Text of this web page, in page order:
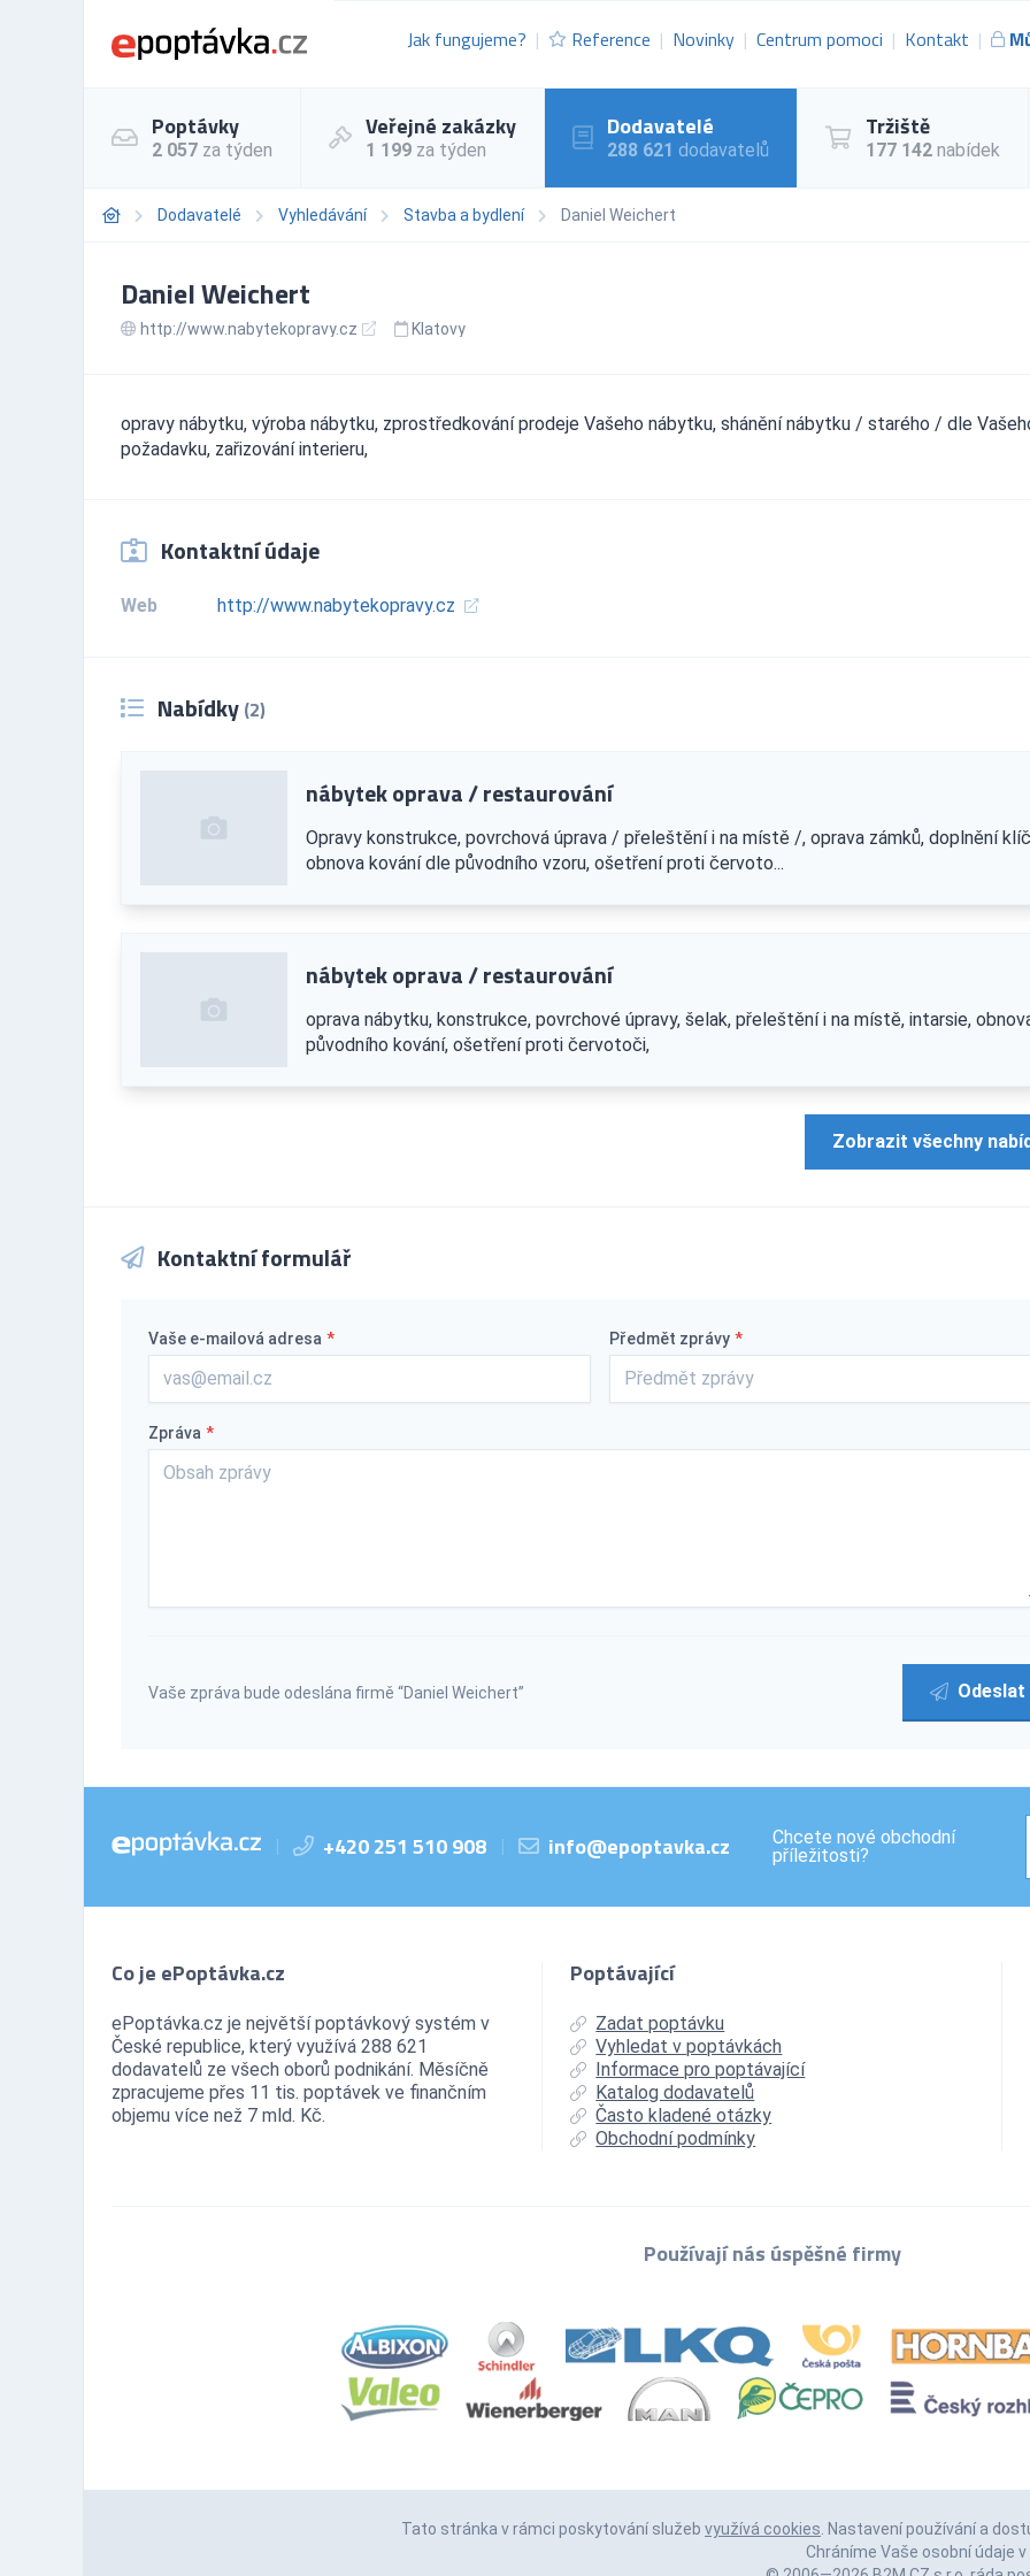
Jak fungujeme? Reference Novinky Centrum pomoci Kontakt
Poptávky
2 057 za týden
Veřejné zakázky
1 199 za týden
Dodavatelé
288 621 dodavatelů
Tržiště
177 142 nabídek
Dodavatelé Vyhledávání Stavba a bydlení Daniel Weichert
Daniel Weichert
http://www.nabytekopravy.cz Klatovy
opravy nábytku, výroba nábytku, zprostředkování prodeje Vašeho nábytku, shánění nábytku / starého / dle
požadavku, zařizování interieru,
Kontaktní údaje
Web http://www.nabytekopravy.cz
Nabídky (2)
nábytek oprava / restaurování
Opravy konstrukce, povrchová úprava / přeleštění i na místě /, oprava zámků, doplnění
obnova kování dle původního vzoru, ošetření proti červoto...
nábytek oprava / restaurování
oprava nábytku, konstrukce, povrchové úpravy, šelak, přeleštění i na místě, intarsie,
původního kování, ošetření proti červotoči,
Zobrazit všechny
Kontaktní formulář
Vaše e-mailová adresa * Předmět zprávy *
Zpráva *
Vaše zpráva bude odeslána firmě “Daniel Weichert” Odeslat
| +420 251 510 908 | info@epoptavka.cz
Chcete nové obchodní
příležitosti?
Co je ePoptávka.cz
ePoptávka.cz je největší poptávkový systém v
České republice, který využívá 288 621
dodavatelů ze všech oborů podnikání. Měsíčně
zpracujeme přes 11 tis. poptávek ve finančním
objemu více než 7 mld. Kč.
Poptávající
Zadat poptávku
Vyhledat v poptávkách
Informace pro poptávající
Katalog dodavatelů
Často kladené otázky
Obchodní podmínky
Používají nás úspěšné firmy
Tato stránka v rámci poskytování služeb využívá cookies . Nastavení používání a
Chráníme Vaše osobní údaje